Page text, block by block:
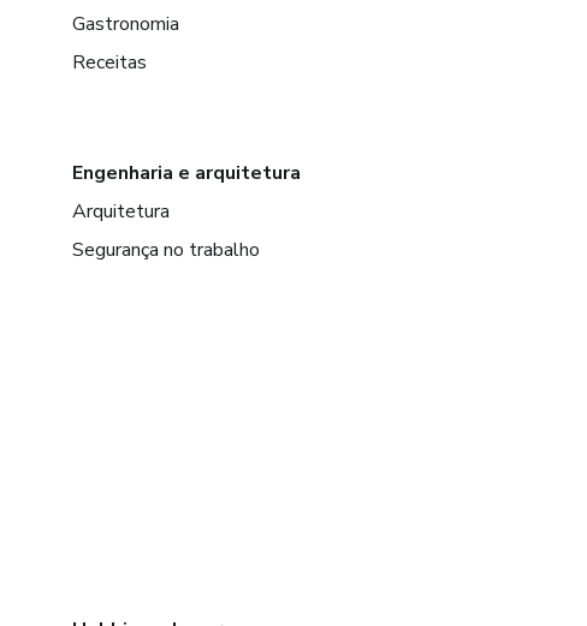
Gastronomia
Receitas
Engenharia e arquitetura
Arquitetura
Segurança no trabalho